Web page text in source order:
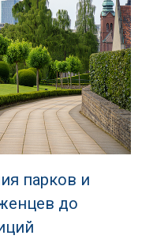
парков и
до